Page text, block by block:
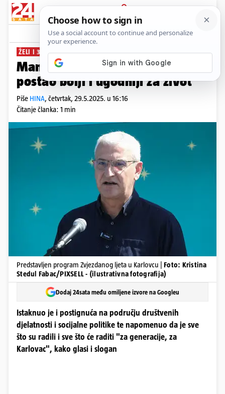
PRIJAVA
News Komentari
ŽELI I 3. MANDAT
Mandić: Karlovac u četiri godine
postao bolji i ugodniji za život
Piše HINA, četvrtak, 29.5.2025. u 16:16
Čitanje članka: 1 min
Predstavljen program Zvjezdanog ljeta u Karlovcu | Foto: Kristina
Stedul Fabac/PIXSELL - (ilustrativna fotografija)
Dodaj 24sata među omiljene izvore na Googleu
Istaknuo je i postignuća na području društvenih
djelatnosti i socijalne politike te napomenuo da je sve
što su radili i sve što će raditi "za generacije, za
Karlovac", kako glasi i slogan